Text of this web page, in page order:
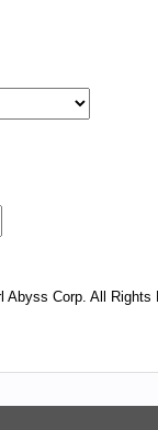
Abyss Corp. All Rights